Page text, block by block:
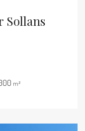
Sollans
m²